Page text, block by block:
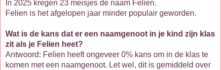
In 2025 kregen 23 meisjes de naam Felien.
Felien is het afgelopen jaar minder populair geworden.
Wat is de kans dat er een naamgenoot in je kind zijn klas
zit als je Felien heet?
Antwoord: Felien heeft ongeveer 0% kans om in de klas te
komen met een naamgenoot. Let wel, dit is gemiddeld over